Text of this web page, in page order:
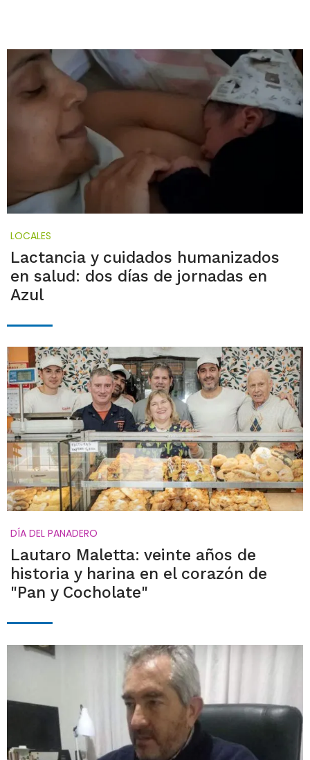
LOCALES
Lactancia y cuidados humanizados
en salud: dos días de jornadas en
Azul
DÍA DEL PANADERO
Lautaro Maletta: veinte años de
historia y harina en el corazón de
"Pan y Cocholate"